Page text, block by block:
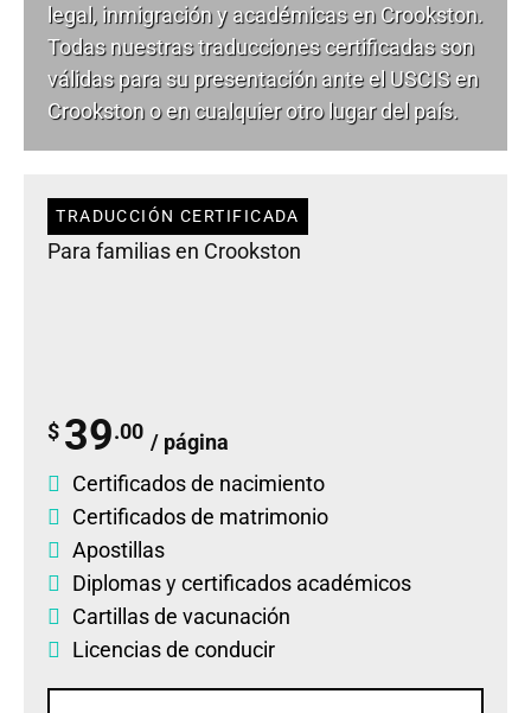
legal, inmigración y académicas en Crookston.
Todas nuestras traducciones certificadas son
válidas para su presentación ante el USCIS en
Crookston o en cualquier otro lugar del país.
TRADUCCIÓN CERTIFICADA
Para familias en Crookston
$ 39.00 / página
Certificados de nacimiento
Certificados de matrimonio
Apostillas
Diplomasycertificados académicos
Cartillas de vacunación
Licencias de conducir